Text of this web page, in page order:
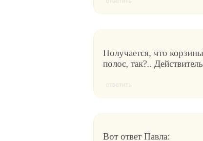
Получается, что
полос, так?..
ответить
Вот ответ Павла: